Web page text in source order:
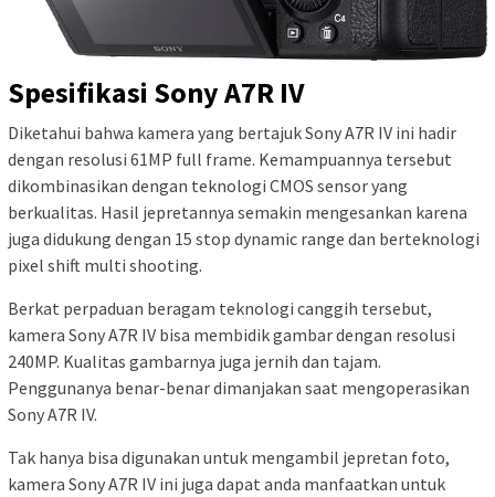
Spesifikasi Sony A7R IV
Diketahui bahwa kamera yang bertajuk Sony A7R IV ini hadir
dengan resolusi 61MP full frame. Kemampuannya tersebut
dikombinasikan dengan teknologi CMOS sensor yang
berkualitas. Hasil jepretannya semakin mengesankan karena
juga didukung dengan 15 stop dynamic range dan berteknologi
pixel shift multi shooting.
Berkat perpaduan beragam teknologi canggih tersebut,
kamera Sony A7R IV bisa membidik gambar dengan resolusi
240MP. Kualitas gambarnya juga jernih dan tajam.
Penggunanya benar-benar dimanjakan saat mengoperasikan
Sony A7R IV.
Tak hanya bisa digunakan untuk mengambil jepretan foto,
kamera Sony A7R IV ini juga dapat anda manfaatkan untuk